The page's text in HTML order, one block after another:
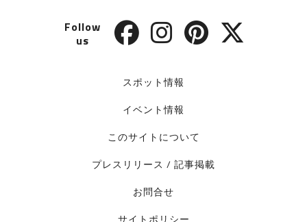
Follow
us
スポット情報
イベント情報
このサイトについて
プレスリリース / 記事掲載
お問合せ